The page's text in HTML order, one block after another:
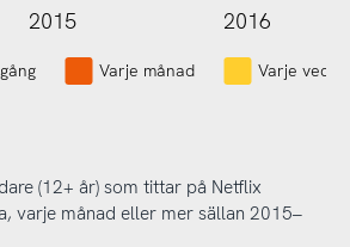
L
2015 2016
Varje månad Varje vecka
(12+ år) som tittar på Netflix
varje månad eller mer sällan 2015–